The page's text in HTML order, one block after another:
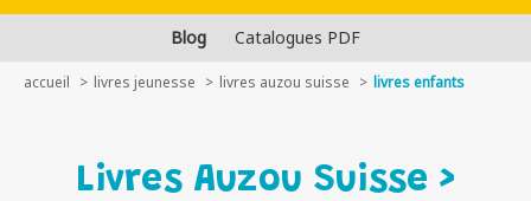
Blog Catalogues PDF
accueil livres jeunesse livres auzou suisse livres enfants
Livres Auzou Suisse >